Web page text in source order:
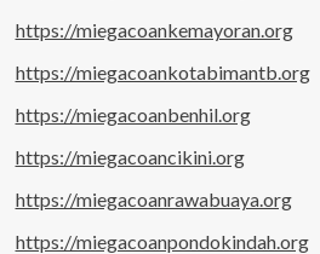
https://miegacoankemayoran.org
https://miegacoankotabimantb.org
https://miegacoanbenhil.org
https://miegacoancikini.org
https://miegacoanrawabuaya.org
https://miegacoanpondokindah.org